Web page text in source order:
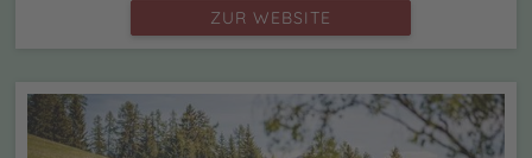
ZUR WEBSITE